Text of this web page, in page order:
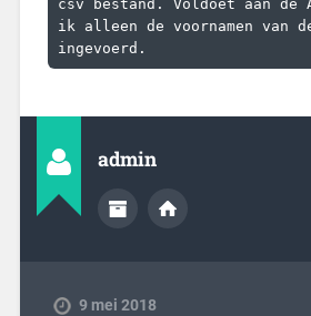
csv bestand. Voldoet aan de
ik alleen de voornamen van
ingevoerd.
admin
9 mei 2018